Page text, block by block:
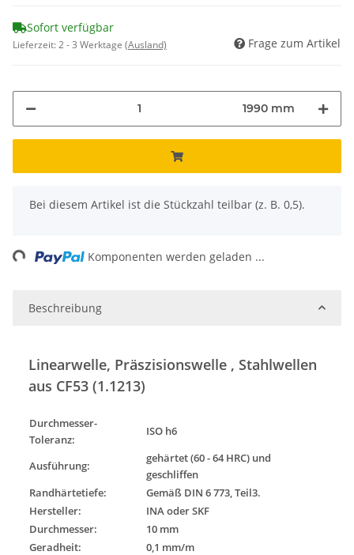
Sofort verfügbar
Lieferzeit:2 - 3 Werktage (Ausland) Frage zum Artikel
1990 mm
x
Bei diesem Artikel ist die Stückzahl teilbar (z. B. 0,5).
Komponenten werden geladen ...
Beschreibung
Linearwelle, Präszisionswelle , Stahlwellen
aus CF53 (1.1213)
Durchmesser-
Toleranz:
ISO h6
Ausführung:
gehärtet (60 - 64 HRC) und
geschliffen
Randhärtetiefe:
Gemäß DIN 6 773, Teil3.
Hersteller:
INA oder SKF
Durchmesser:
10 mm
Geradheit:
0,1 mm/m